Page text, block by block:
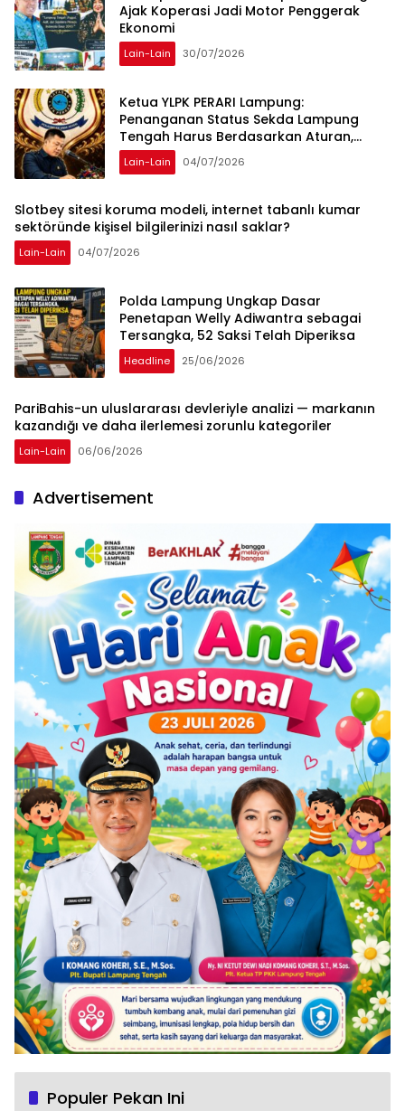
Ajak Koperasi Jadi Motor Penggerak
Ekonomi
Lain-Lain 30/07/2026
Ketua YLPK PERARI Lampung:
Penanganan Status Sekda Lampung
Tengah Harus Berdasarkan Aturan,
Bukan Tekanan Opini
Lain-Lain 04/07/2026
Slotbey sitesi koruma modeli, internet tabanlı kumar
sektöründe kişisel bilgilerinizi nasıl saklar?
Lain-Lain 04/07/2026
Polda Lampung Ungkap Dasar
Penetapan Welly Adiwantra sebagai
Tersangka, 52 Saksi Telah Diperiksa
Headline 25/06/2026
PariBahis-un uluslararası devleriyle analizi — markanın
kazandığı ve daha ilerlemesi zorunlu kategoriler
Lain-Lain 06/06/2026
Advertisement
Populer Pekan Ini